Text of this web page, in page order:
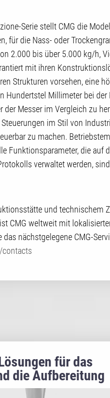
Serie stellt CMG die
für die Nass- oder
2.000 bis über 5.000 kg/h,
mit ihren
Strukturen vorsehen, eine
Hundertstel Millimeter bei
der Messer im Vergleich zu
im Stil von
zu machen.
Funktionsparameter, die
verwaltet werden,
und technischem
CMG weltweit mit
das nächstgelegene CMG-
für das
die Aufbereitung